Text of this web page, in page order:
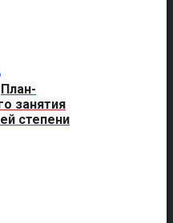
План-
занятия
степени